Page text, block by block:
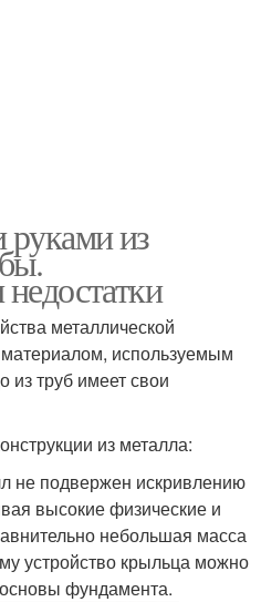
из
металлической
используемым
из труб имеет свои
из металла:
не подвержен искривлению
высокие физические и
небольшая масса
устройство крыльца можно
фундамента.